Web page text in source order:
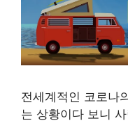
전세계적인 코로나
는 상황이다 보니